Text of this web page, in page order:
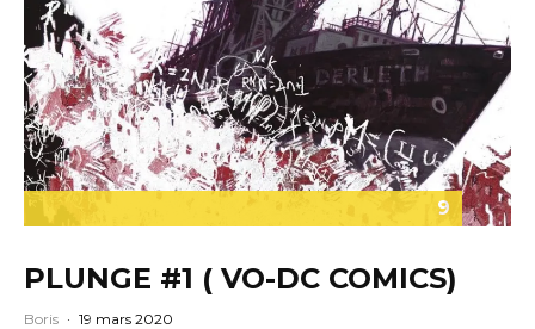
9
PLUNGE #1 ( VO-DC COMICS)
Boris · 19 mars 2020